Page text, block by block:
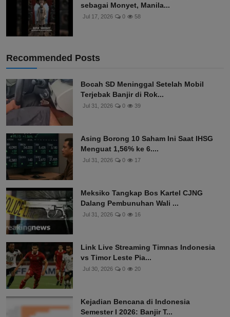
sebagai Monyet, Manila...
Jul 17, 2026 0 58
Recommended Posts
Bocah SD Meninggal Setelah Mobil
Terjebak Banjir di Rok...
Jul 31, 2026 0 39
Asing Borong 10 Saham Ini Saat IHSG
Menguat 1,56% ke 6....
Jul 31, 2026 0 17
Meksiko Tangkap Bos Kartel CJNG
Dalang Pembunuhan Wali ...
Jul 31, 2026 0 16
Link Live Streaming Timnas Indonesia
vs Timor Leste Pia...
Jul 30, 2026 0 20
Kejadian Bencana di Indonesia
Semester I 2026: Banjir T...